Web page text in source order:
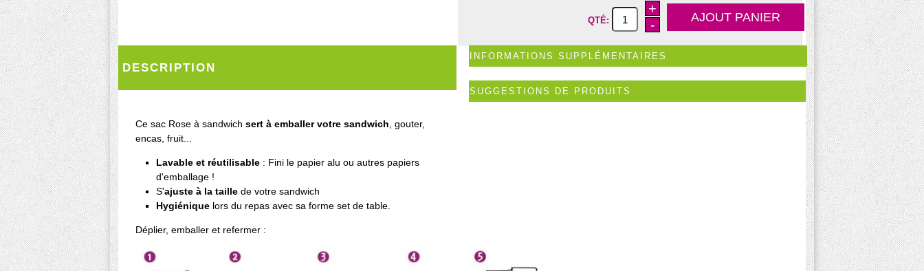
QTÉ:
+
-
INFORMATIONS SUPPLÉMENTAIRES
SUGGESTIONS DE PRODUITS
DESCRIPTION
Ce sac Rose à sandwich sert à emballer votre sandwich, gouter,
encas, fruit...
Lavable et réutilisable : Fini le papier alu ou autres papiers
d'emballage !
S'ajuste à la taille de votre sandwich
Hygiénique lors du repas avec sa forme set de table.
Déplier, emballer et refermer :